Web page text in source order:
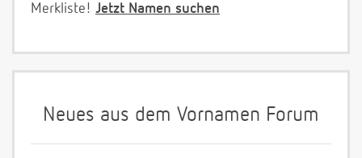
Merkliste! Jetzt Namen suchen
Neues aus dem Vornamen Forum